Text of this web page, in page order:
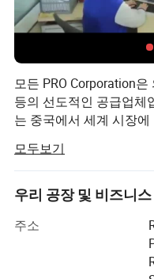
모든 PRO Corporation
등의 선도적인 공급업체
는 중국에서 세계 시장
유럽, 미국, 호주 등(130
및 CE용 TUV SUD의 승
비즈니스를 강화할 수 있
우리 회사는 다양한 종
는 품질 우선, 서비스 우
모두보기
우리 공장 및 비즈니
주소